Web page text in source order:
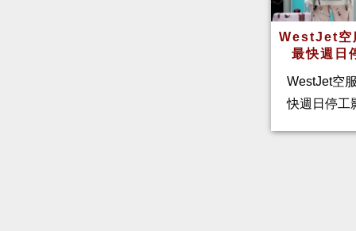
WestJet空
最快週日
WestJet空
快週日停工